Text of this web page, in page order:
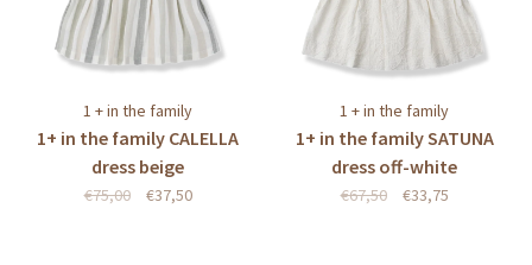
1 + in the family
1+ in the family CALELLA
dress beige
€75,00 €37,50
1 + in the family
1+ in the family SATUNA
dress off-white
€67,50 €33,75